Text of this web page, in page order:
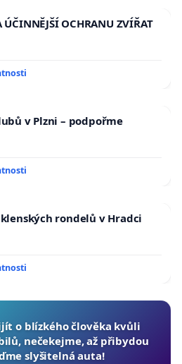
ÚČINNĚJŠÍ OCHRANU ZVÍŘAT
v Plzni – podpořme
rondelů v Hradci
o blízkého člověka kvůli
nečekejme, až přibydou
slyšitelná auta!